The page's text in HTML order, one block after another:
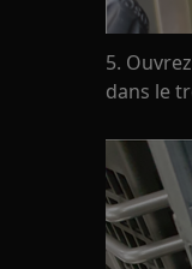
5.
dans le